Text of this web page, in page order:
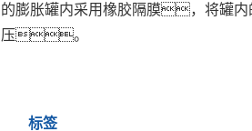
的膨胀罐内采用橡胶隔膜，将罐
压。
标签